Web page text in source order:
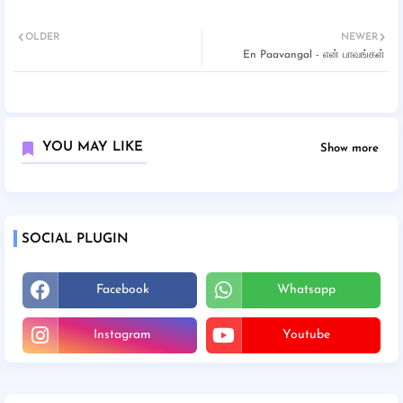
NEWER
En Paavangal - என் பாவங்கள்
OLDER
YOU MAY LIKE Show more
SOCIAL PLUGIN
Facebook Whatsapp
Instagram Youtube